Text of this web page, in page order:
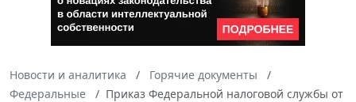
Новости и аналитика
Горячие документы
Федеральные
Приказ Федеральной налоговой службы от